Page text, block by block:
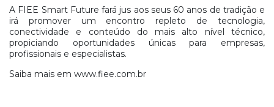
A FIEE Smart Future fará jus aos seus 60 anos de tradição e
irá promover um encontro repleto de tecnologia,
conectividade e conteúdo do mais alto nível técnico,
propiciando oportunidades únicas para empresas,
profissionais e especialistas.
Saiba mais em www.fiee.com.br